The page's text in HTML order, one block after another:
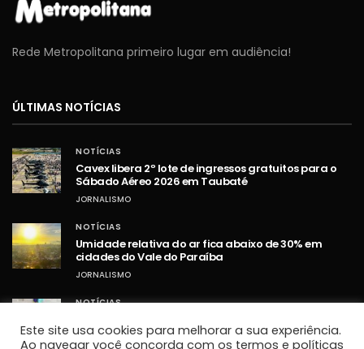
Rede Metropolitana primeiro lugar em audiência!
ÚLTIMAS NOTÍCIAS
NOTÍCIAS
Cavex libera 2º lote de ingressos gratuitos para o
Sábado Aéreo 2026 em Taubaté
JORNALISMO
NOTÍCIAS
Umidade relativa do ar fica abaixo de 30% em
cidades do Vale do Paraíba
JORNALISMO
NOTÍCIAS
ampliação da Lei Maria da Penha
Este site usa cookies para melhorar a sua experiência.
Ao navegar você concorda com os termos e políticas